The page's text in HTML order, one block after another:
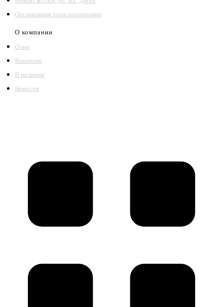
Организация транспортировки
О компании
О нас
Вакансии
В наличии
Новости